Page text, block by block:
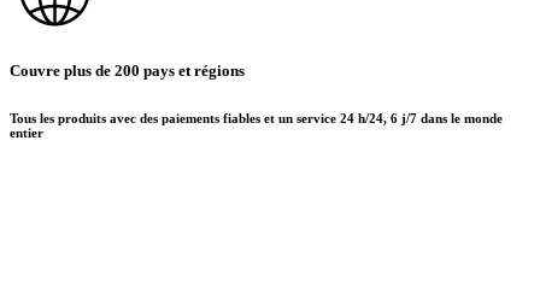
Couvre plus de 200 pays et régions
Tous les produits avec des paiements fiables et un service 24 h/24, 6 j/7 dans le monde
entier